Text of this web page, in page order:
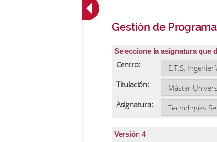
Gestión de
Seleccione la asignatura que
Centro:
Titulación:
Asignatura:
Versión 4